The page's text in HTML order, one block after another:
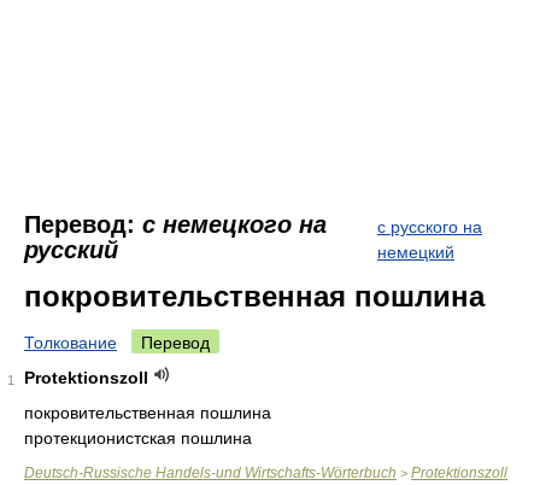
Перевод: с немецкого на
русский
с русского на
немецкий
покровительственная пошлина
Толкование Перевод
1
Protektionszoll
покровительственная пошлина
протекционистская пошлина
Deutsch-Russische Handels-und Wirtschafts-Wörterbuch > Protektionszoll